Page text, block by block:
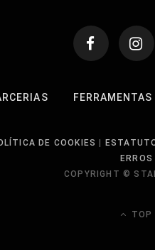
DE COOKIES
ERROS
COPYRIGHT ©
TOP